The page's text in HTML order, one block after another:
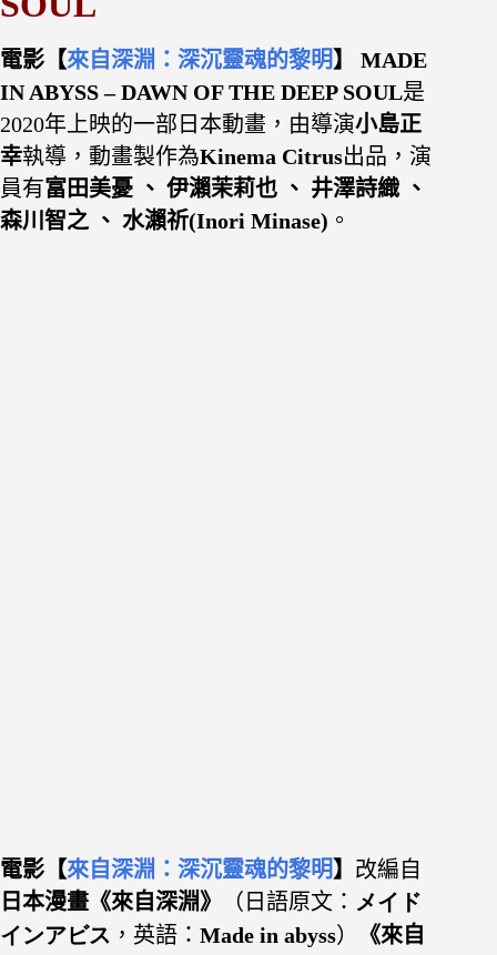
電影【來自深淵：深沉靈魂的黎明 】
MADE
IN ABYSS – DAWN OF THE DEEP SOUL是
2020年上映的一部日本動畫，由導演小島正
幸執導，動畫製作為Kinema Citrus出品，演
員有富田美憂 、 伊瀨茉莉也 、 井澤詩織 、
森川智之 、 水瀨祈(Inori Minase) 。
電影【來自深淵：深沉靈魂的黎明 】 改編自
日本漫畫 《來自深淵》 （日語原文： メイド
インアビス ，英語： Made in abyss）
《來自